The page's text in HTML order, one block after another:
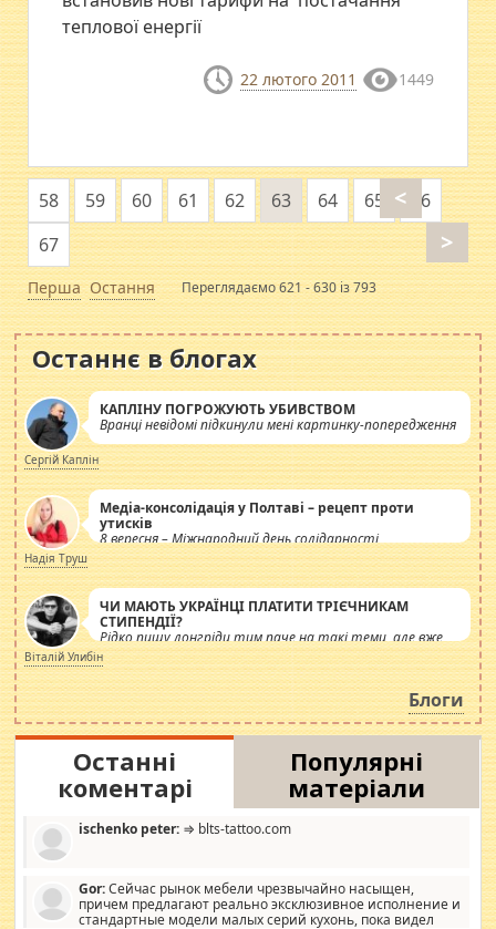
теплової енергії
22 лютого 2011 1449
Перша
<
58 59 60 61 62 63 64 65
66
67
>
Остання Переглядаємо 621 - 630 із 793
Останнє в блогах
КАПЛІНУ ПОГРОЖУЮТЬ УБИВСТВОМ
Вранці невідомі підкинули мені картинку-попередження
Сергій Каплін
Медіа-консолідація у Полтаві – рецепт проти
утисків
8 вересня – Міжнародний день солідарності
журналістів.
Надія Труш
ЧИ МАЮТЬ УКРАЇНЦІ ПЛАТИТИ ТРІЄЧНИКАМ
СТИПЕНДІЇ?
Рідко пишу лонгріди тим паче на такі теми, але вже
просто дістало! Обурюють сьогоднішні інсенуації
навколо стипендіального питання. Штучно
роздувається ще одна соціальна катастрофа.
Віталій Улибін
Блоги
Останні
коментарі
Популярні
матеріали
ischenko peter: ⇒ blts-tattoo.com
Gor:Сейчас рынок мебели чрезвычайно насыщен,
причем предлагают реально эксклюзивное исполнение и
стандартные модели малых серий кухонь, пока видел